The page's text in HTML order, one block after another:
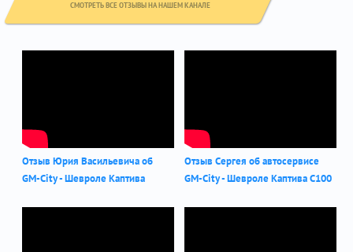
СМОТРЕТЬ ВСЕ ОТЗЫВЫ НА НАШЕМ КАНАЛЕ
Отзыв Юрия Васильевича об
GM-City - Шевроле Каптива
Отзыв Сергея об автосервисе
GM-City - Шевроле Каптива С100